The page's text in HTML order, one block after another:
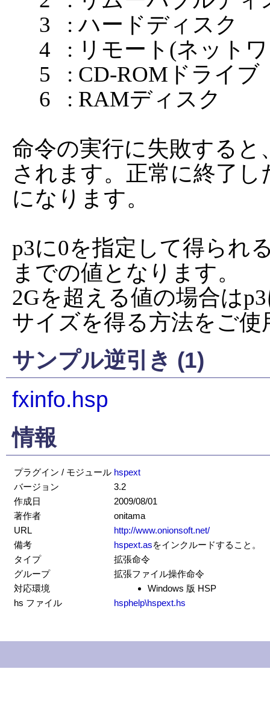
命令の実行に失敗する
されます。正常に終了
になります。
p3に0を指定して得られ
までの値となります。
2Gを超える値の場合は
サイズを得る方法をご使
サンプル逆引き (1)
fxinfo.hsp
情報
プラグイン / モジュール hspext
バージョン
3.2
作成日
2009/08/01
著作者
onitama
URL
http://www.onionsoft.net/
備考
hspext.asをインクルードすること。
タイプ
拡張命令
グループ
拡張ファイル操作命令
対応環境
Windows 版 HSP
hs ファイル
hsphelp\hspext.hs